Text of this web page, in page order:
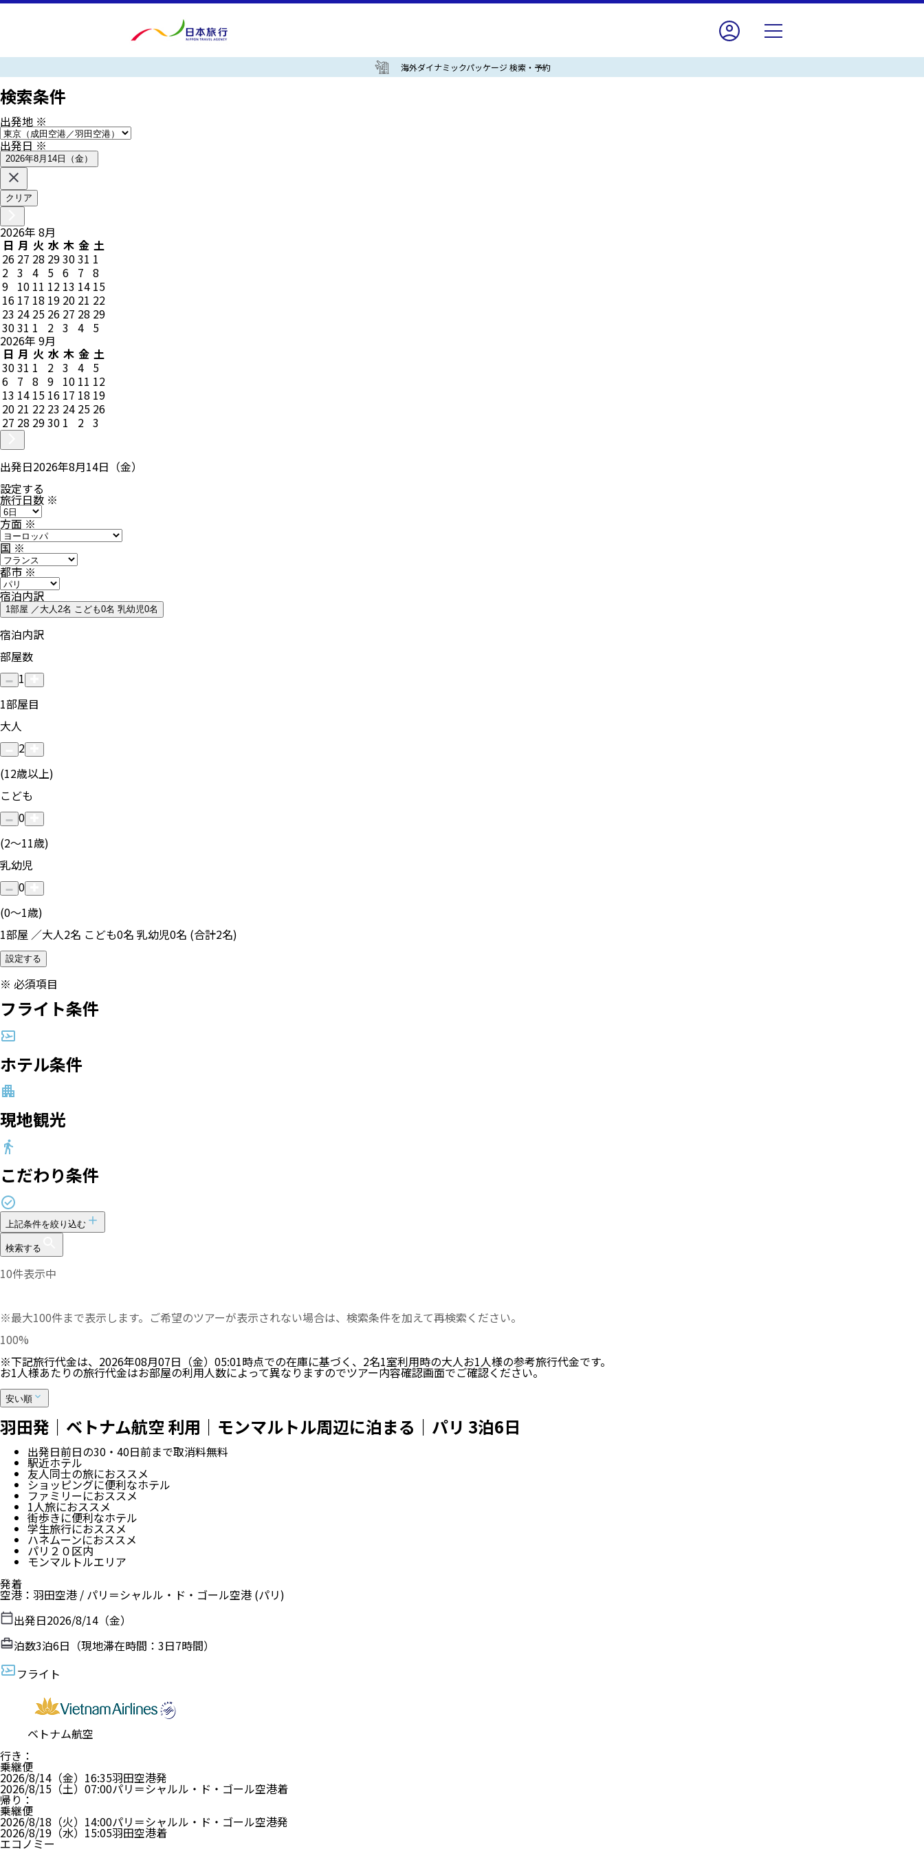
海外ダイナミックパッケージ 検索・予約
検索条件
出発地 ※
出発日※
2026年8月14日（金）
クリア
2026年 8月
日 月 火 水 木 金 土
26 27 28 293031 1
2 3 4 5 6 7 8
9 10 11 12 13 14 15
16 17 18 19 20 21 22
23 24 25 26 27 28 29
3031 1 2 3 4 5
2026年 9月
日 月 火 水 木 金 土
3031 1 2 3 4 5
6 7 8 9 10 11 12
13 14 15 16 17 18 19
20 21 22 23 24 25 26
27 28 2930 1 2 3
出発日2026年8月14日（金）
設定する
旅行日数 ※
方面※
国※
都市※
宿泊内訳
1部屋 ／大人2名 こども0名 乳幼児0名
宿泊内訳
部屋数
1
1部屋目
大人
2
(12歳以上)
こども
0
(2〜11歳)
乳幼児
0
(0〜1歳)
1部屋 ／大人2名 こども0名 乳幼児0名 (合計2名)
設定する
※ 必須項目
フライト条件
ホテル条件
現地観光
こだわり条件
上記条件を絞り込む
検索する
10件表示中
※最大100件まで表示します。ご希望のツアーが表示されない場合は、検索条件を加えて再検索ください。
100%
※下記旅行代金は、 2026年08月07日（金）05:01時点での在庫に基づく、 2名1室利用時の大人お1人様の参考旅行代金です。
お1人様あたりの旅行代金はお部屋の利用人数によって異なりますのでツアー内容確認画面でご確認ください。
安い順
羽田発｜ベトナム航空 利用｜モンマルトル周辺に泊まる｜パリ 3泊6日
出発日前日の30・40日前まで取消料無料
駅近ホテル
友人同士の旅におススメ
ショッピングに便利なホテル
ファミリーにおススメ
1人旅におススメ
街歩きに便利なホテル
学生旅行におススメ
ハネムーンにおススメ
パリ２０区内
モンマルトルエリア
発着
空港 ： 羽田空港 / パリ＝シャルル・ド・ゴール空港 (パリ)
出発日2026/8/14（金）
泊数3泊6日（現地滞在時間： 3日7時間）
フライト
ベトナム航空
行き ：
乗継便
2026/8/14（金） 16:35羽田空港発
2026/8/15（土） 07:00パリ＝シャルル・ド・ゴール空港着
帰り ：
乗継便
2026/8/18（火） 14:00パリ＝シャルル・ド・ゴール空港発
2026/8/19（水） 15:05羽田空港着
エコノミー